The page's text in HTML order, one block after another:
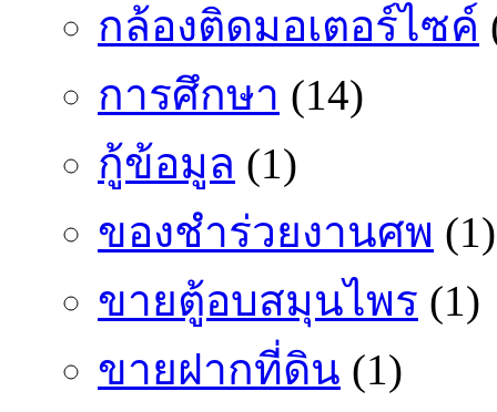
กล้องติดมอเตอร์ไซค์
การศึกษา (14)
กู้ข้อมูล (1)
ของชำร่วยงานศพ (1)
ขายตู้อบสมุนไพร (1)
ขายฝากที่ดิน (1)